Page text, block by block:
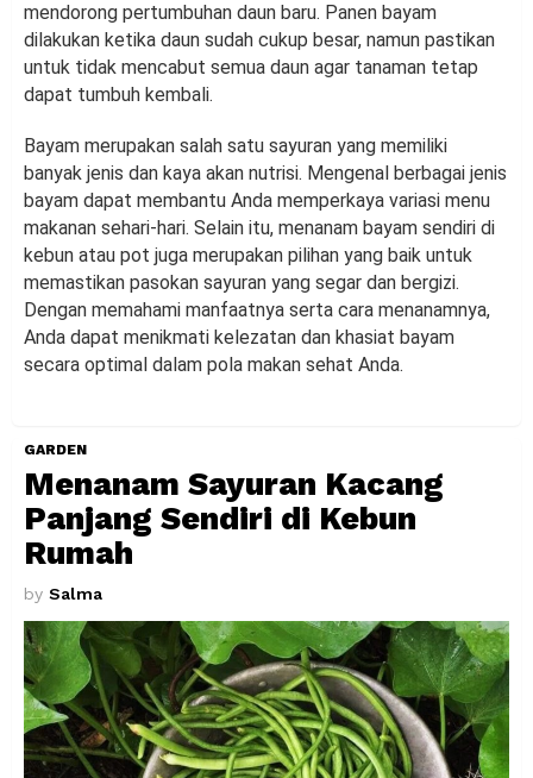
mendorong pertumbuhan daun baru. Panen bayam
dilakukan ketika daun sudah cukup besar, namun pastikan
untuk tidak mencabut semua daun agar tanaman tetap
dapat tumbuh kembali.
Bayam merupakan salah satu sayuran yang memiliki
banyak jenis dan kaya akan nutrisi. Mengenal berbagai jenis
bayam dapat membantu Anda memperkaya variasi menu
makanan sehari-hari. Selain itu, menanam bayam sendiri di
kebun atau pot juga merupakan pilihan yang baik untuk
memastikan pasokan sayuran yang segar dan bergizi.
Dengan memahami manfaatnya serta cara menanamnya,
Anda dapat menikmati kelezatan dan khasiat bayam
secara optimal dalam pola makan sehat Anda.
GARDEN
Menanam Sayuran Kacang
Panjang Sendiri di Kebun
Rumah
by Salma